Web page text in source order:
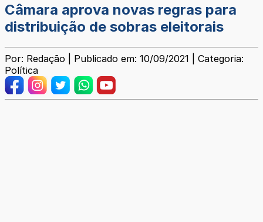
Câmara aprova novas regras para
distribuição de sobras eleitorais
Por: Redação | Publicado em: 10/09/2021 | Categoria:
Política